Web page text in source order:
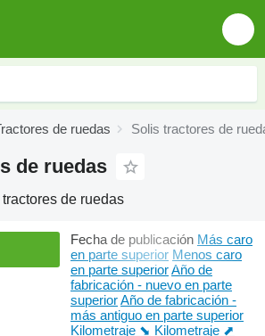
de ruedas Solis tractores de
de ruedas
de ruedas
Fecha de publicación Más caro
en parte superior Menos caro
en parte superiorAño de
fabricación - nuevo en parte
superiorAño de fabricación -
más antiguo en parte superior
Kilometraje ⬊ Kilometraje ⬈